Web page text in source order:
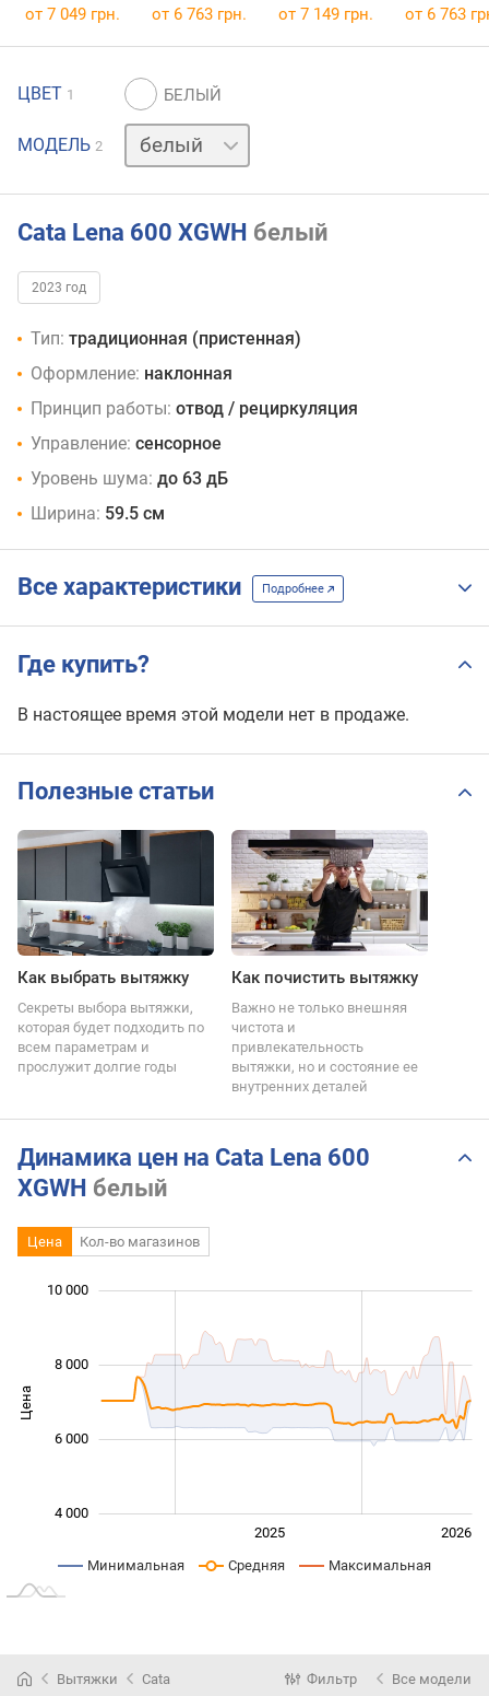
A/60/TC/GL/A
LED
TC/GL/A
LED
от 7 049 грн. от 6 763 грн. от 7 149 грн. от 6 763
ЦВЕТ 1
МОДЕЛЬ 2
черный
Cata Lena 600 XGWH белый
2023 год
Тип: традиционная (пристенная)
Оформление: наклонная
Принцип работы: отвод / рециркуляция
Управление: сенсорное
Уровень шума: до 63 дБ
Ширина: 59.5 см
Все характеристики Подробнее
Где купить?
В настоящее время этой модели нет в продаже.
Полезные статьи
Как выбрать вытяжку
Секреты выбора вытяжки,
которая будет подходить по
всем параметрам и
прослужит долгие годы
Как почистить вытяжку
Важно не только внешняя
чистота и
привлекательность
вытяжки, но и состояние ее
внутренних деталей
Динамика цен на Cata Lena 600
XGWH белый
Цена Кол-во магазинов
Цена
4 000
6 000
8 000
10 000
2025 2026
Минимальная Средняя Максимальная
Вытяжки Cata Фильтр Все модели